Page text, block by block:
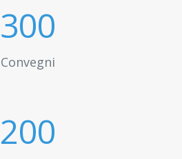
300
Convegni
200